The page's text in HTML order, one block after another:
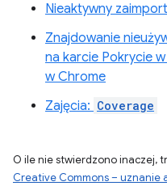
Nieaktywny
Znajdowanie
na karcie Pokrycie
w Chrome
Zajęcia: Coverage
O ile nie stwierdzono inaczej,
Creative Commons – uznanie